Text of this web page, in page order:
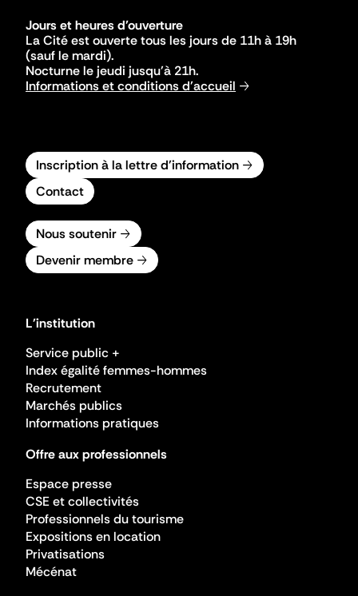
Jours et heures d'ouverture
La Cité est ouverte tous les jours de 11h à 19h
(sauf le mardi).
Nocturne le jeudi jusqu'à 21h.
Informations et conditions d'accueil
Inscription à la lettre d'information
Contact
Nous soutenir
Devenir membre
L'institution
Service public +
Index égalité femmes-hommes
Recrutement
Marchés publics
Informations pratiques
Offre aux professionnels
Espace presse
CSE et collectivités
Professionnels du tourisme
Expositions en location
Privatisations
Mécénat